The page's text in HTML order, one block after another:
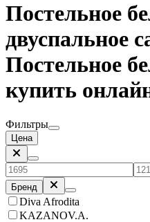
Постельное
двуспальное
Постельное
купить
Фильтры
Цена
Бренд
Diva Afrodita
KAZANOV.A.